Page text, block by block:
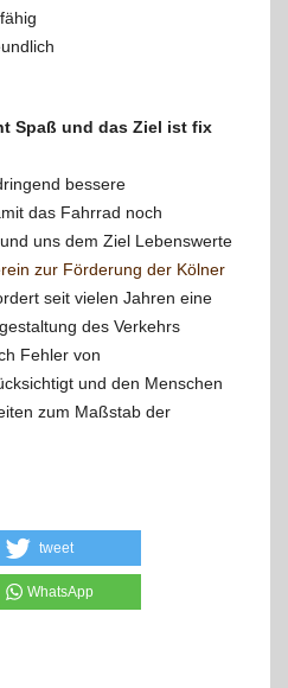
Spaß und das Ziel ist fix
bessere
das Fahrrad noch
uns dem Ziel Lebenswerte
zur Förderung der Kölner
seit vielen Jahren eine
des Verkehrs
Fehler von
und den Menschen
zum Maßstab der
tweet
WhatsApp